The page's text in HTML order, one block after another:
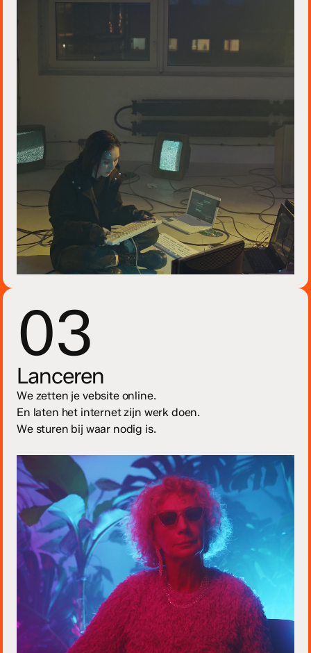
03
Lanceren
We zetten je vebsite online.
En laten het internet zijn werk doen.
We sturen bij waar nodig is.